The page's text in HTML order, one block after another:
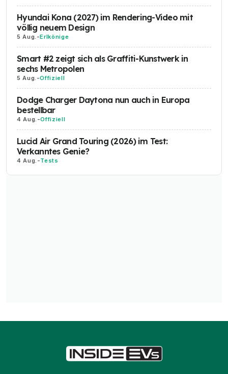
Hyundai Kona (2027) im Rendering-Video mit
völlig neuem Design
5 Aug. -Erlkönige
Smart #2 zeigt sich als Graffiti-Kunstwerk in
sechs Metropolen
5 Aug. -Offiziell
Dodge Charger Daytona nun auch in Europa
bestellbar
4 Aug. -Offiziell
Lucid Air Grand Touring (2026) im Test:
Verkanntes Genie?
4 Aug. -Tests